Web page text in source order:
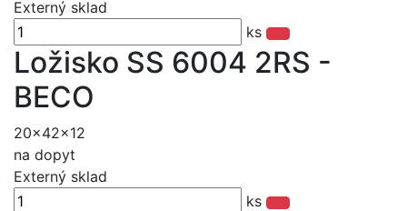
Externý sklad
ks
Ložisko SS 6004 2RS -
BECO
20x42x12
na dopyt
Externý sklad
ks